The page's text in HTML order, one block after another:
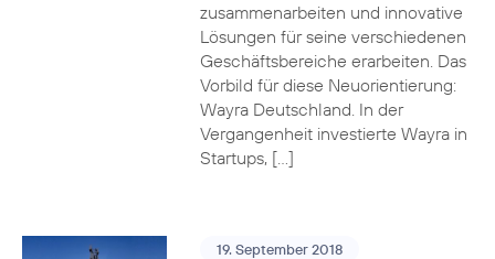
zusammenarbeiten und innovative
Lösungen für seine verschiedenen
Geschäftsbereiche erarbeiten. Das
Vorbild für diese Neuorientierung:
Wayra Deutschland. In der
Vergangenheit investierte Wayra in
Startups, […]
19. September 2018